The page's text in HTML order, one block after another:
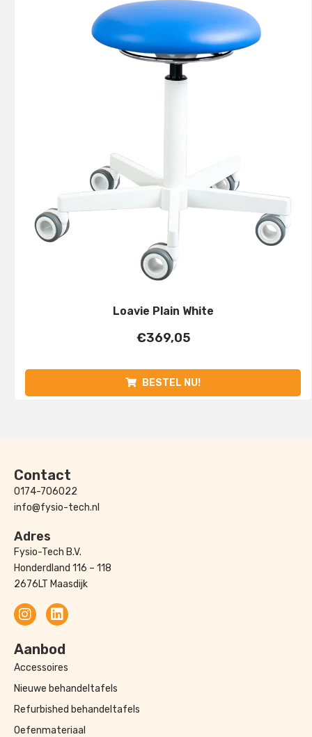
Loavie Plain White
€369,05
BESTEL NU!
Contact
0174-706022
info@fysio-tech.nl
Adres
Fysio-Tech B.V.
Honderdland 116 – 118
2676LT Maasdijk
Aanbod
Accessoires
Nieuwe behandeltafels
Refurbished behandeltafels
Oefenmateriaal